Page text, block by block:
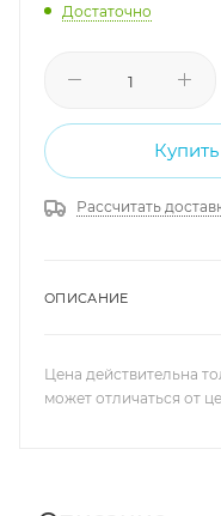
Достаточно
Рассчитать
ОПИСАНИЕ
Цена действительна
может отличаться от